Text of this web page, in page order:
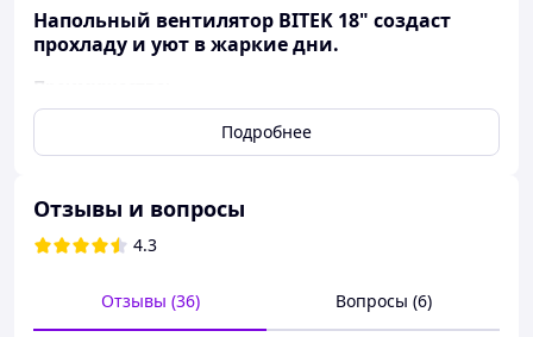
Напольный вентилятор BITEK 18" создаст
прохладу и уют в жаркие дни.
Преимущества:
Мощный мотор обеспечивает интенсивный
поток воздуха
Регулируемая по высоте стойка для удобства
использования
Прочный корпус, рассчитанный на длительную
эксплуатацию
Подробнее
Отзывы и вопросы
4.3
Отзывы (36) Вопросы (6)